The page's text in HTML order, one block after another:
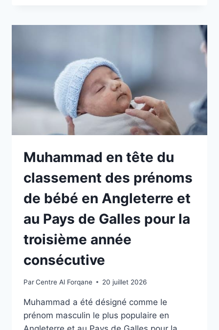
Muhammad en tête du
classement des prénoms
de bébé en Angleterre et
au Pays de Galles pour la
troisième année
consécutive
ParCentre Al Forqane 20 juillet 2026
Muhammad a été désigné comme le
prénom masculin le plus populaire en